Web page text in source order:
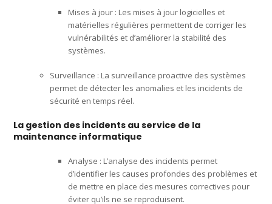
Mises à jour : Les mises à jour logicielles et
matérielles régulières permettent de corriger les
vulnérabilités et d’améliorer la stabilité des
systèmes.
Surveillance : La surveillance proactive des systèmes
permet de détecter les anomalies et les incidents de
sécurité en temps réel.
La gestion des incidents au service de la
maintenance informatique
Analyse : L’analyse des incidents permet
d’identifier les causes profondes des problèmes et
de mettre en place des mesures correctives pour
éviter qu’ils ne se reproduisent.